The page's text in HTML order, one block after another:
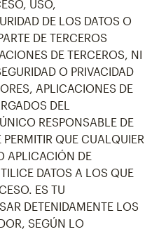
USO,
DE LOS DATOS O
DE TERCEROS
DE TERCEROS, NI
O PRIVACIDAD
APLICACIONES DE
DEL
RESPONSABLE DE
QUE CUALQUIER
APLICACIÓN DE
DATOS A LOS QUE
ES TU
DETENIDAMENTE LOS
SEGÚN LO